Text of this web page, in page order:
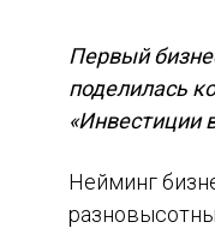
Первый
поделилась
«Инвестиции
Нейминг